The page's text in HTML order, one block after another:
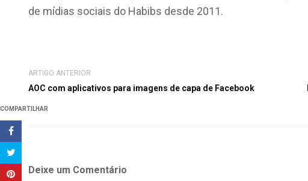
COMPARTILHAR
de mídias sociais do Habibs desde 2011.
ARTIGO ANTERIOR
AOC com aplicativos para imagens de capa de Facebook
Deixe um Comentário